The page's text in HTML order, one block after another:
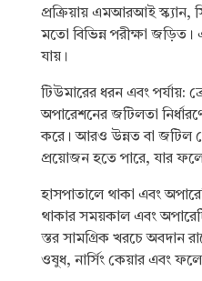
প্রক্রিয়ায় এমআরআই স্ক্যান,
মতো বিভিন্ন পরীক্ষা
যায়।
টিউমারের ধরন এবং পর্যায়:
অপারেশনের জটিলতা
করে। আরও উন্নত বা জটিল
প্রয়োজন হতে পারে, যার
হাসপাতালে থাকা এবং
থাকার সময়কাল এবং
স্তর সামগ্রিক খরচে অবদান
ওষুধ, নার্সিং কেয়ার এবং